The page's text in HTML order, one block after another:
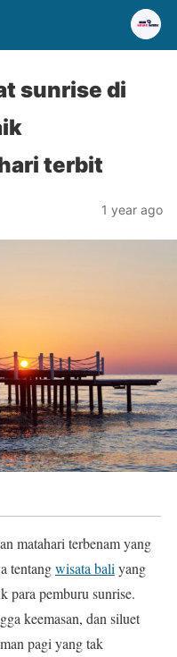
sunrise di
terbit
1 year ago
matahari terbenam yang
tentangwisata bali yang
para pemburu sunrise.
keemasan, dan siluet
pagi yang tak